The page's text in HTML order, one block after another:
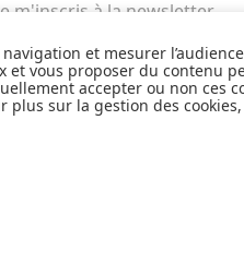
et mesurer
et vous proposer du contenu
accepter ou non ces
plus sur la gestion des